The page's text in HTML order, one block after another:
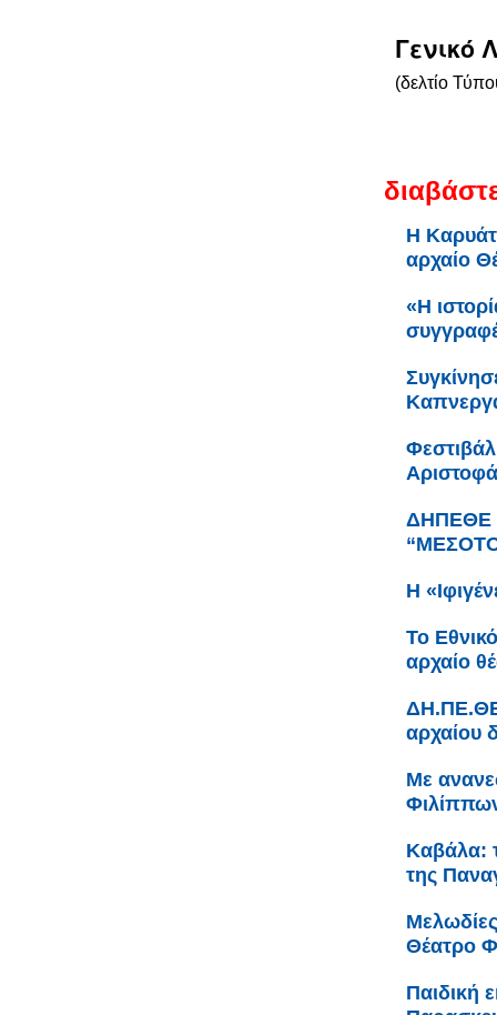
Γενικό
(δελτίο
Η
αρχαίο
«Η
ΔΗΠΕΘΕ
Η
Το
αρχαίο
αρχαίου
Με
Καβάλα:
της
Θέατρο
Παιδική